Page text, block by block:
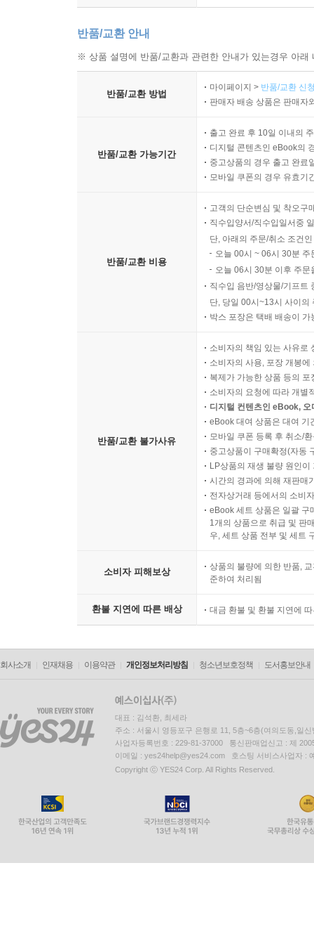
반품/교환 안내
※ 상품 설명에 반품/교환과 관련한 안내가 있는경우 아
반품/교환 방법
마이페이지 > 반품/교환 신
판매자 배송 상품은 판매자
반품/교환 가능기간
출고 완료 후 10일 이내의
디지털 콘텐츠인 eBook의
중고상품의 경우 출고 완료
모바일 쿠폰의 경우 유효기
반품/교환 비용
고객의 단순변심 및 착오구
직수입양서/직수입일서중
단, 아래의 주문/취소 조건
오늘 00시 ~ 06시 30분
오늘 06시 30분 이후 주
직수입 음반/영상물/기프트
단, 당일 00시~13시 사이의
박스 포장은 택배 배송이
반품/교환 불가사유
소비자의 책임 있는 사유로
소비자의 사용, 포장 개봉
복제가 가능한 상품 등의
소비자의 요청에 따라 개별
디지털 컨텐츠인 eBook,
eBook 대여 상품은 대여 기
모바일 쿠폰 등록 후 취소/
중고상품이 구매확정(자동
LP상품의 재생 불량 원인
시간의 경과에 의해 재판매
전자상거래 등에서의 소비
eBook 세트 상품은 일괄 구
1개의 상품으로 취급 및 판
우, 세트 상품 전부 및 세트
소비자 피해보상
상품의 불량에 의한 반품,
준하여 처리됨
환불 지연에 따른 배상 대금 환불 및 환불 지연에
회사소개 인재채용 이용약관 개인정보처리방침 청소년보호정책 도서홍보안내
대표 : 김석환, 최세라
주소 : 서울시 영등포구 은행로 11, 5층~6층(여의도동,일신
사업자등록번호 : 229-81-37000 통신판매업신고 : 제
이메일 : yes24help@yes24.com 호스팅 서비스사업자 :
Copyright ⓒ YES24 Corp. All Rights Reserved.